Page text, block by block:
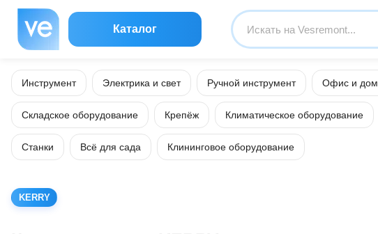
Каталог
Инструмент Электрика и свет Ручной инструмент Офис и дом
Складское оборудование Крепёж Климатическое оборудование
Станки Всё для сада Клининговое оборудование
KERRY